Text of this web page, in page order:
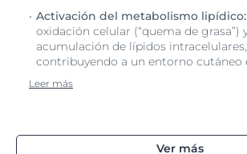
Activación del metabolismo lipídico:
oxidación celular (“quema de grasa”)
acumulación de lípidos intracelulares,
contribuyendo a un entorno cutáneo
Leer más
Ver más